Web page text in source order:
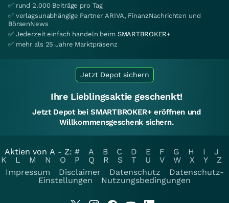
✅ rund 2.000 Beiträge pro Tag
✅ verlagsunabhängige Partner ARIVA, FinanzNachrichten und
BörsenNews
✅ Jederzeit einfach handeln beim SMARTBROKER+
✅ mehr als 25 Jahre Marktpräsenz
Jetzt Depot sichern
Ihre Lieblingsaktie geschenkt!
Jetzt Depot bei SMARTBROKER+ eröffnen und
Willkommensgeschenk sichern.
Aktien von A - Z: # A B C D E F G H I
J
K
L M N O P Q R S T U V W X Y
Z
Impressum
Disclaimer Datenschutz
Datenschutz-
Einstellungen
Nutzungsbedingungen